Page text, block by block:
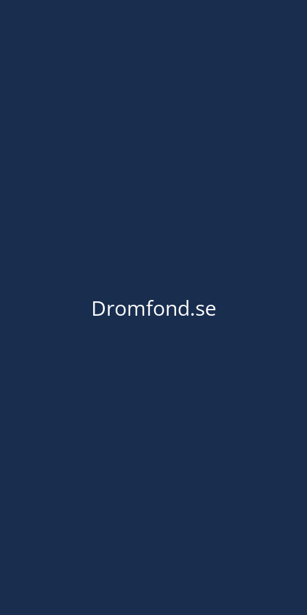
Dromfond.se